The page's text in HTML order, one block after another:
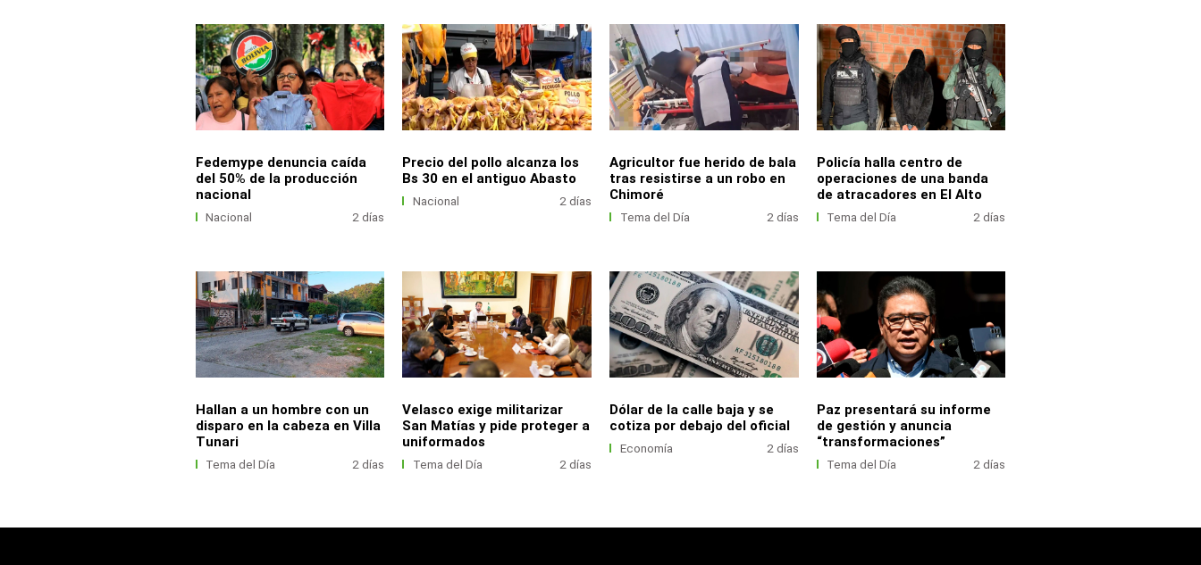
Fedemype denuncia caída
del 50% de la producción
nacional
Nacional 2 días
Precio del pollo alcanza los
Bs 30 en el antiguo Abasto
Nacional 2 días
Agricultor fue herido de bala
tras resistirse a un robo en
Chimoré
Tema del Día 2 días
Policía halla centro de
operaciones de una banda
de atracadores en El Alto
Tema del Día 2 días
Hallan a un hombre con un
disparo en la cabeza en Villa
Tunari
Tema del Día 2 días
Velasco exige militarizar
San Matías y pide proteger a
uniformados
Tema del Día 2 días
Dólar de la calle baja y se
cotiza por debajo del oficial
Economía 2 días
Paz presentará su informe
de gestión y anuncia
“transformaciones”
Tema del Día 2 días